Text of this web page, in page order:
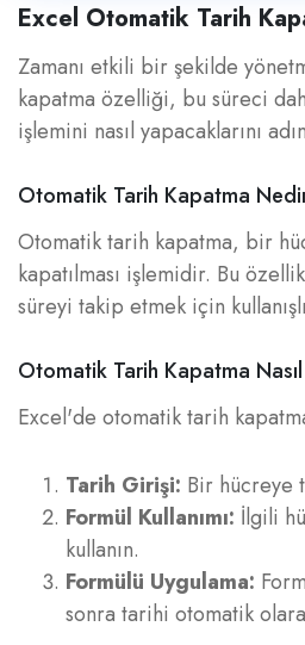
Excel Otomatik Tarih
Zamanı etkili bir şekilde
kapatma özelliği, bu süreci
işlemini nasıl yapacaklarını
Otomatik Tarih Kapatma
Otomatik tarih kapatma, bir
kapatılması işlemidir. Bu
süreyi takip etmek için
Otomatik Tarih Kapatma Nasıl
Excel'de otomatik tarih
Tarih Girişi: Bir hücreye
Formül Kullanımı: İlgili
kullanın.
Formülü Uygulama:
sonra tarihi otomatik